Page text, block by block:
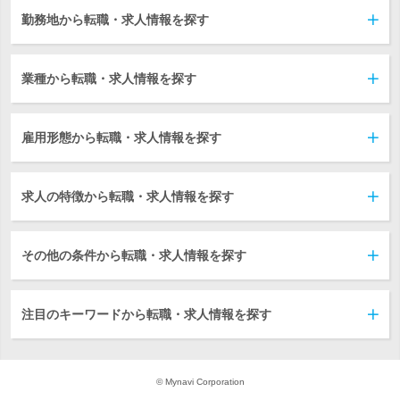
勤務地から転職・求人情報を探す
業種から転職・求人情報を探す
雇用形態から転職・求人情報を探す
求人の特徴から転職・求人情報を探す
その他の条件から転職・求人情報を探す
注目のキーワードから転職・求人情報を探す
© Mynavi Corporation